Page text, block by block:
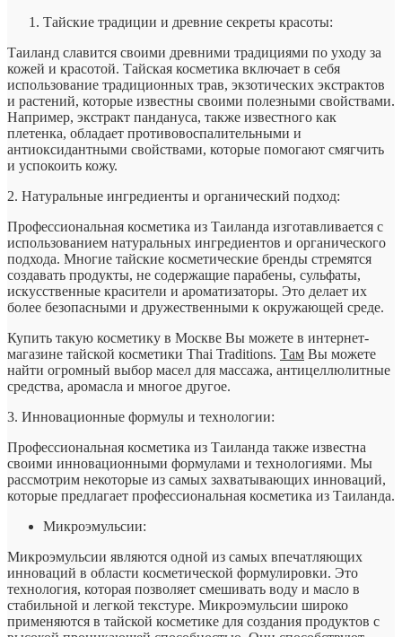
Тайские традиции и древние секреты красоты:
Таиланд славится своими древними традициями по уходу за
кожей и красотой. Тайская косметика включает в себя
использование традиционных трав, экзотических экстрактов
и растений, которые известны своими полезными свойствами.
Например, экстракт пандануса, также известного как
плетенка, обладает противовоспалительными и
антиоксидантными свойствами, которые помогают смягчить
и успокоить кожу.
2. Натуральные ингредиенты и органический подход:
Профессиональная косметика из Таиланда изготавливается с
использованием натуральных ингредиентов и органического
подхода. Многие тайские косметические бренды стремятся
создавать продукты, не содержащие парабены, сульфаты,
искусственные красители и ароматизаторы. Это делает их
более безопасными и дружественными к окружающей среде.
Купить такую косметику в Москве Вы можете в интернет-
магазине тайской косметики Thai Traditions. Там Вы можете
найти огромный выбор масел для массажа, антицеллюлитные
средства, аромасла и многое другое.
3. Инновационные формулы и технологии:
Профессиональная косметика из Таиланда также известна
своими инновационными формулами и технологиями. Мы
рассмотрим некоторые из самых захватывающих инноваций,
которые предлагает профессиональная косметика из Таиланда.
Микроэмульсии:
Микроэмульсии являются одной из самых впечатляющих
инноваций в области косметической формулировки. Это
технология, которая позволяет смешивать воду и масло в
стабильной и легкой текстуре. Микроэмульсии широко
применяются в тайской косметике для создания продуктов с